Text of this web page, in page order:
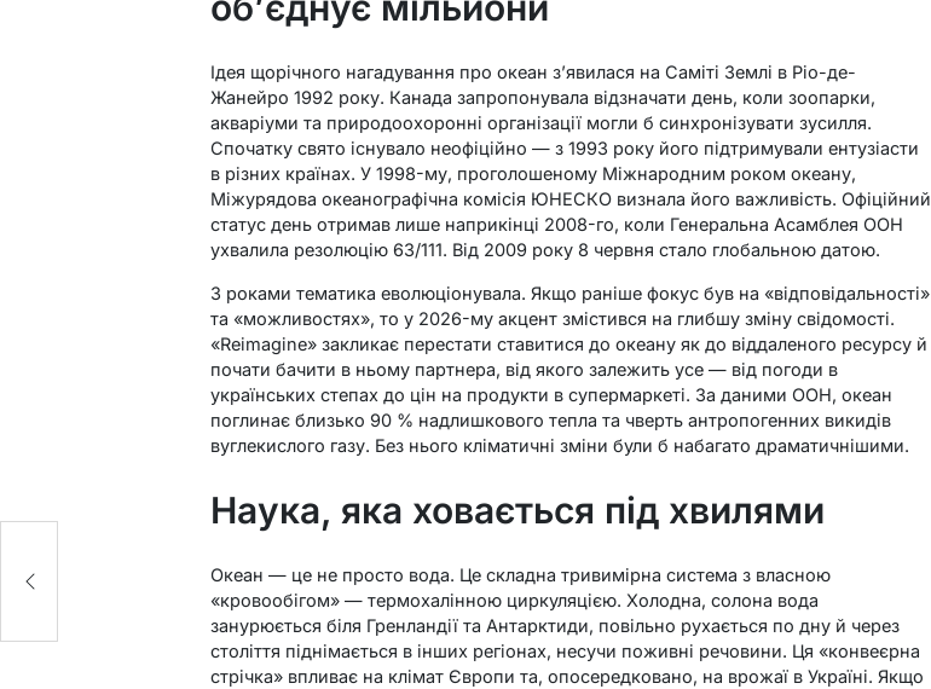
Ідея щорічного нагадування про океан з’явилася на Саміті Землі в Ріо-де-
Жанейро 1992 року. Канада запропонувала відзначати день, коли зоопарки,
акваріуми та природоохоронні організації могли б синхронізувати зусилля.
Спочатку свято існувало неофіційно — з 1993 року його підтримували ентузіасти
в різних країнах. У 1998-му, проголошеному Міжнародним роком океану,
Міжурядова океанографічна комісія ЮНЕСКО визнала його важливість. Офіційний
статус день отримав лише наприкінці 2008-го, коли Генеральна Асамблея ООН
ухвалила резолюцію 63/111. Від 2009 року 8 червня стало глобальною датою.
З роками тематика еволюціонувала. Якщо раніше фокус був на «відповідальності»
та «можливостях», то у 2026-му акцент змістився на глибшу зміну свідомості.
«Reimagine» закликає перестати ставитися до океану як до віддаленого ресурсу й
почати бачити в ньому партнера, від якого залежить усе — від погоди в
українських степах до цін на продукти в супермаркеті. За даними ООН, океан
поглинає близько 90 % надлишкового тепла та чверть антропогенних викидів
вуглекислого газу. Без нього кліматичні зміни були б набагато драматичнішими.
Наука, яка ховається під хвилями
Океан — це не просто вода. Це складна тривимірна система з власною
«кровообігом» — термохалінною циркуляцією. Холодна, солона вода
занурюється біля Гренландії та Антарктиди, повільно рухається по дну й через
століття піднімається в інших регіонах, несучи поживні речовини. Ця «конвеєрна
стрічка» впливає на клімат Європи та, опосередковано, на врожаї в Україні. Якщо